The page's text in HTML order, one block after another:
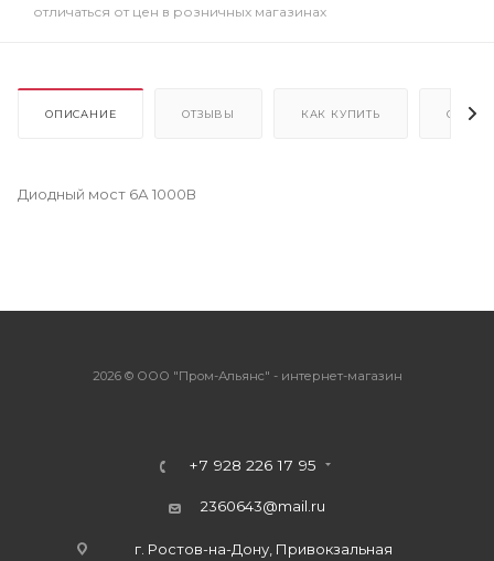
отличаться от цен в розничных магазинах
ОПИСАНИЕ ОТЗЫВЫ КАК КУПИТЬ
Диодный мост 6А 1000В
2026 © ООО "Пром-Альянс" - интернет-магазин
+7 928 226 17 95
2360643@mail.ru
г. Ростов-на-Дону, Привокзальная